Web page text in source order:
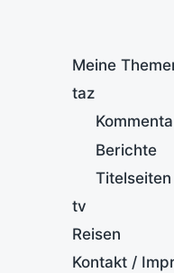
Meine
taz
Berichte
Titelseiten
tv
Reisen
Kontakt /